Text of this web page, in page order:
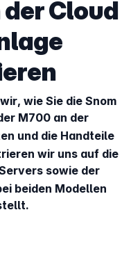
der Cloud
wie Sie die Snom
M700 an der
und die Handteile
wir uns auf die
sowie der
beiden Modellen